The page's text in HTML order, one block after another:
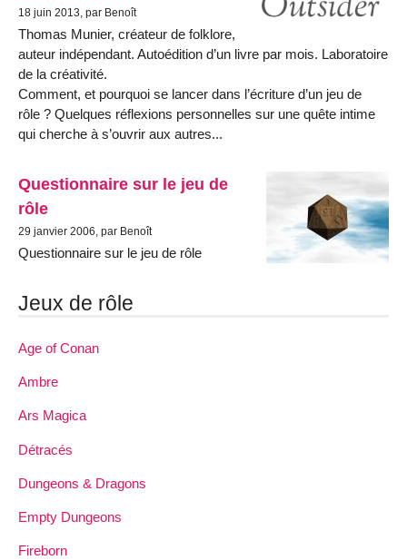
18 juin 2013, par Benoît
Thomas Munier, créateur de folklore,
auteur indépendant. Autoédition d’un livre par mois. Laboratoire
de la créativité.
Comment, et pourquoi se lancer dans l’écriture d’un jeu de
rôle ? Quelques réflexions personnelles sur une quête intime
qui cherche à s’ouvrir aux autres...
Questionnaire sur le jeu de
rôle
29 janvier 2006, par Benoît
Questionnaire sur le jeu de rôle
Jeux de rôle
Age of Conan
Ambre
Ars Magica
Détracés
Dungeons & Dragons
Empty Dungeons
Fireborn